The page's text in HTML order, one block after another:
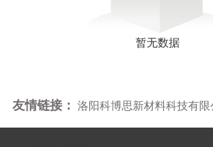
暂无数据
友情链接： 洛阳科博思新材料科技有限